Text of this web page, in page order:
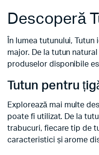
Descoperă
În lumea tutunului,
major. De la tutun
produselor disponibile
Tutun pentru
Explorează mai multe
poate fi utilizat. De la
trabucuri, fiecare tip de
caracteristici și arome